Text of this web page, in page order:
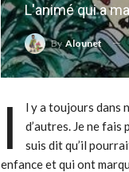
L'animé qui a
ByAlounet
I
l y a toujours dans
d’autres. Je ne
suis dit qu’il
enfance et qui ont